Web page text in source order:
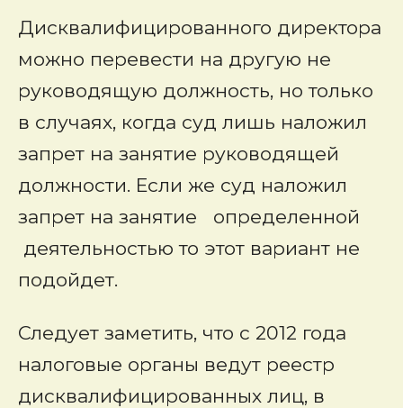
Дисквалифицированного директора
можно перевести на другую не
руководящую должность, но только
в случаях, когда суд лишь наложил
запрет на занятие руководящей
должности. Если же суд наложил
запрет на занятие определенной
деятельностью то этот вариант не
подойдет.
Следует заметить, что с 2012 года
налоговые органы ведут реестр
дисквалифицированных лиц, в